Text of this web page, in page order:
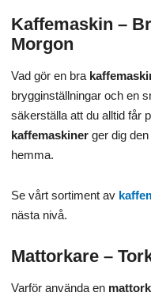
Kaffemaskin –
Morgon
Vad gör en bra
brygginställningar och en
säkerställa att du alltid får
kaffemaskiner ger dig
hemma.
Se vårt sortiment av
nästa nivå.
Mattorkare –
Varför använda en